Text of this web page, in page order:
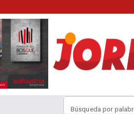
Búsqueda por